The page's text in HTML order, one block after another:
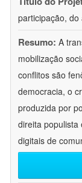
participação,
Resumo: A
mobilização
conflitos são
democracia, o
produzida por
direita populista
digitais de